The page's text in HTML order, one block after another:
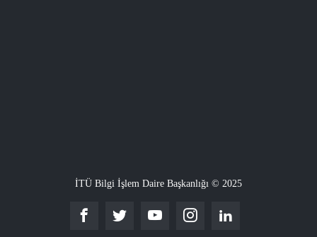
İTÜ Bilgi İşlem Daire Başkanlığı © 2025